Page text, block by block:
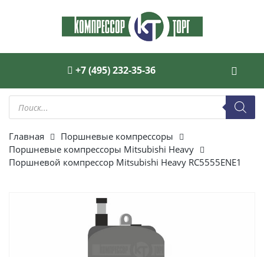
+7 (495) 232-35-36
Поиск
товаров
Главная
Поршневые компрессоры
Поршневые компрессоры Mitsubishi Heavy
Поршневой компрессор Mitsubishi Heavy RC5555ENE1